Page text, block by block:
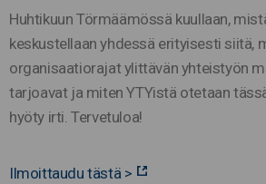
Huhtikuun Törmäämössä kuullaan,
keskustellaan yhdessä erityisesti siitä,
organisaatiorajat ylittävän yhteistyön
tarjoavat ja miten YTYistä otetaan
hyöty irti. Tervetuloa!
Ilmoittaudu tästä >